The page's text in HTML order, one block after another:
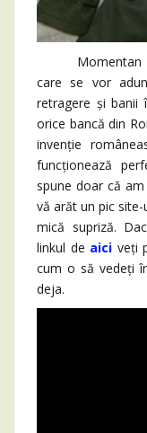
Momentan
care se vor
retragere și
orice bancă din
invenție
funcționează
spune doar că
vă arăt un pic
mică supriză.
linkul de aici veți
cum o să vedeți
deja.